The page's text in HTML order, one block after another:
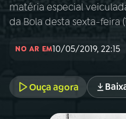
INÍCIO
02A RÁDIO
03PROGRAMAÇÃO
matéria especial
da Bola desta sexta-feira
NO AR EM10/05/2019, 22:15
Ouça agora